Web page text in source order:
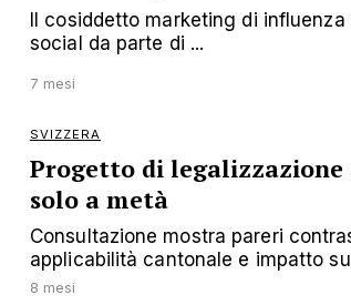
Il cosiddetto marketing di
social da parte di ...
7 mesi
SVIZZERA
Progetto di legalizzazione
solo a metà
Consultazione mostra pareri
applicabilità cantonale e impatto
8 mesi